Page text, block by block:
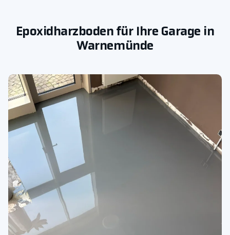
Epoxidharzboden für Ihre Garage in
Warnemünde